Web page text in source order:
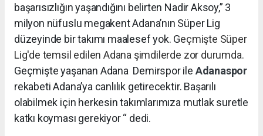
başarısızlığın yaşandığını belirten Nadir Aksoy,” 3
milyon nüfuslu megakent Adana’nın Süper Lig
düzeyinde bir takımı maalesef yok. Geçmişte Süper
Lig'de temsil edilen Adana şimdilerde zor durumda.
Geçmişte yaşanan Adana Demirspor ile Adanaspor
rekabeti Adana’ya canlılık getirecektir. Başarılı
olabilmek için herkesin takımlarımıza mutlak suretle
katkı koyması gerekiyor “ dedi.